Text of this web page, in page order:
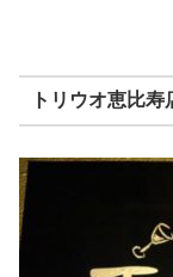
トリウオ恵比寿